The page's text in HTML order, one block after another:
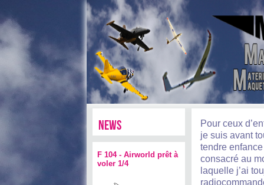
news
F 104 - Airworld prêt à
voler 1/4
Pour ceux
je suis avant
tendre
consacré au
laquelle j’ai